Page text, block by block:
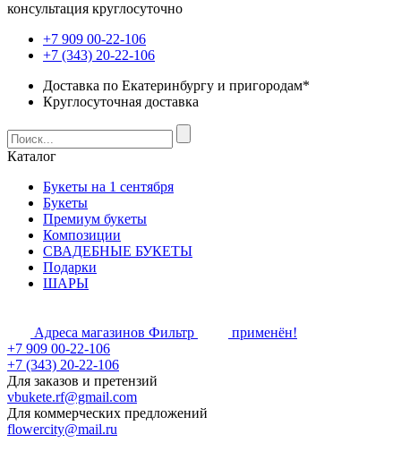
консультация круглосуточно
+7 909 00-22-106
+7 (343) 20-22-106
Доставка по Екатеринбургу и пригородам*
Круглосуточная доставка
Каталог
Букеты на 1 сентября
Букеты
Премиум букеты
Композиции
СВАДЕБНЫЕ БУКЕТЫ
Подарки
ШАРЫ
Адреса магазинов Фильтр
применён!
+7 909 00-22-106
+7 (343) 20-22-106
Для заказов и претензий
vbukete.rf@gmail.com
Для коммерческих предложений
flowercity@mail.ru